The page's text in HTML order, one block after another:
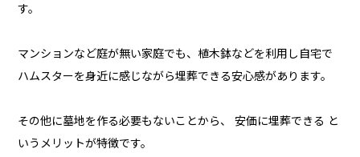
す。
マンションなど庭が無い家庭でも、植木鉢などを利用し自宅で
ハムスターを身近に感じながら埋葬できる安心感があります。
その他に墓地を作る必要もないことから、 安価に埋葬できる と
いうメリットが特徴です。